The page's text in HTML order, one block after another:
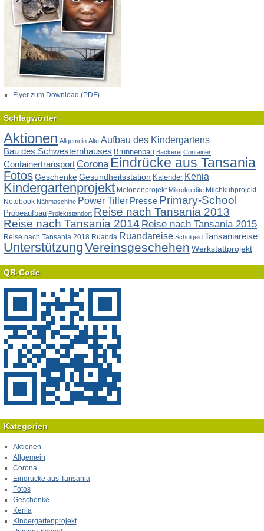
Flyer zum Download (PDF)
Schlagwörter
Aktionen Allgemein Alte Aufbau des Kindergartens
Bau des Schwesternhauses Brunnenbau Bäckerei Container
Containertransport Corona Eindrücke aus Tansania
FotosGeschenkeGesundheitsstation Kalender Kenia
Kindergartenprojekt Melonenprojekt Mikrokredite Milchkuhprojekt
Notebook Nähmaschine Power Tiller Presse Primary-School
Probeaufbau Projektstandort Reise nach Tansania 2013
Reise nach Tansania 2014 Reise nach Tansania 2015
Reise nach Tansania 2018 Ruanda Ruandareise Schulgeld Tansaniareise
UnterstützungVereinsgeschehen Werkstattprojekt
QR-Code
Kategorien
Aktionen
Allgemein
Corona
Eindrücke aus Tansania
Fotos
Geschenke
Kenia
Kindergartenprojekt